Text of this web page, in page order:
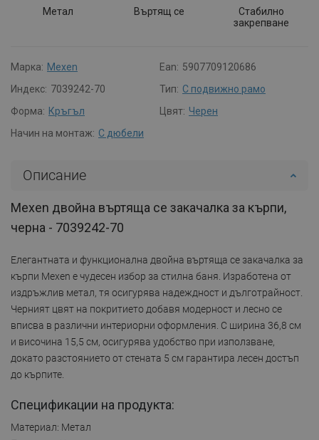
Метал Въртящ се
Стабилно
закрепване
Марка: Mexen Ean: 5907709120686
Индекс: 7039242-70 Тип: С подвижно рамо
Форма: Кръгъл Цвят: Черен
Начин на монтаж: С дюбели
Описание
Mexen двойна въртяща се закачалка за кърпи,
черна - 7039242-70
Елегантната и функционална двойна въртяща се закачалка за
кърпи Mexen е чудесен избор за стилна баня. Изработена от
издръжлив метал, тя осигурява надеждност и дълготрайност.
Черният цвят на покритието добавя модерност и лесно се
вписва в различни интериорни оформления. С ширина 36,8 см
и височина 15,5 см, осигурява удобство при използване,
докато разстоянието от стената 5 см гарантира лесен достъп
до кърпите.
Спецификации на продукта:
Материал: Метал